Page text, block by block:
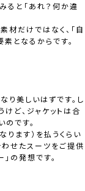
ると「あれ？何か違
材だけではなく、 「自
となるからです。
り美しいはずです。し
ど、ジャケットは合
です。
ます）を払うくらい
わせたスーツをご提供
の発想です。